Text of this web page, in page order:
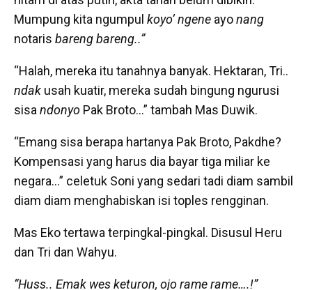
Mumpung kita ngumpul koyo’ ngene ayonang
notaris bareng bareng..”
“Halah, mereka itu tanahnya banyak. Hektaran, Tri..
ndak usah kuatir, mereka sudah bingung ngurusi
sisandonyo Pak Broto…” tambah Mas Duwik.
“Emang sisa berapa hartanya Pak Broto, Pakdhe?
Kompensasi yang harus dia bayar tiga miliar ke
negara…” celetuk Soni yang sedari tadi diam sambil
diam diam menghabiskan isi toples rengginan.
Mas Eko tertawa terpingkal-pingkal. Disusul Heru
dan Tri dan Wahyu.
“Huss.. Emak wes keturon, ojo rame rame….!”